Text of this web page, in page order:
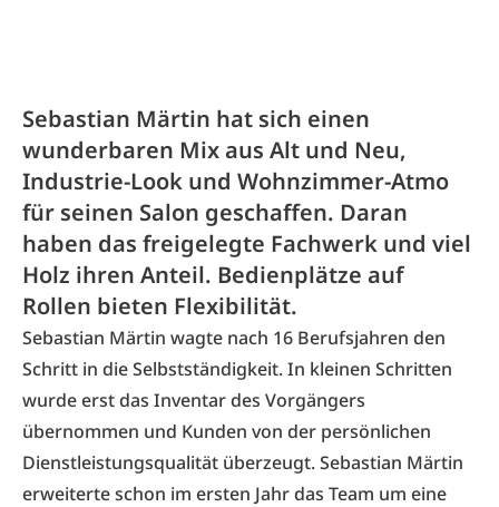
Sebastian Märtin hat sich einen
wunderbaren Mix aus Alt und Neu,
Industrie-Look und Wohnzimmer-Atmo
für seinen Salon geschaffen. Daran
haben das freigelegte Fachwerk und viel
Holz ihren Anteil. Bedienplätze auf
Rollen bieten Flexibilität.
Sebastian Märtin wagte nach 16 Berufsjahren den
Schritt in die Selbstständigkeit. In kleinen Schritten
wurde erst das Inventar des Vorgängers
übernommen und Kunden von der persönlichen
Dienstleistungsqualität überzeugt. Sebastian Märtin
erweiterte schon im ersten Jahr das Team um eine